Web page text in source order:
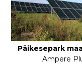
Päikesepark
Ampere